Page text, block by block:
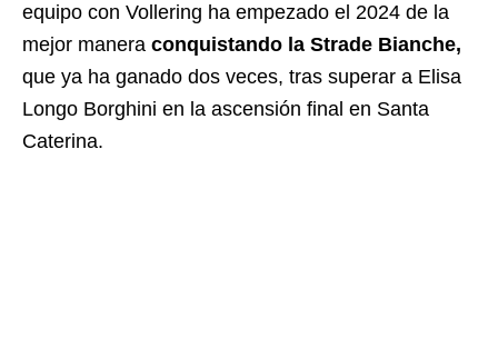
equipo con Vollering ha empezado el 2024 de la
mejor manera conquistando la Strade Bianche,
que ya ha ganado dos veces, tras superar a Elisa
Longo Borghini en la ascensión final en Santa
Caterina.